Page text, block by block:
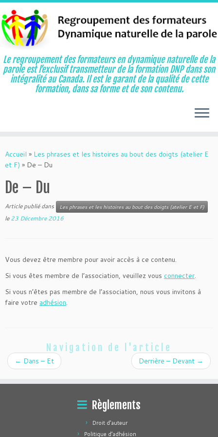
au
contenu
Le regroupement des formateurs en dynamique naturelle de la
parole est l’exclusif transmetteur de la formation DNP dans son
intégralité au Canada. Il est le garant de la qualité de cette
formation, dans sa forme et de son contenu.
Accueil » Les phrases et les histoires au bout des doigts (atelier E
et F) » De – Du
De – Du
Article publié dans Les phrases et les histoires au bout des doigts (atelier E et F)
le23 Décembre 2016
Vous devez être membre pour avoir accès à ce contenu.
Si vous êtes membre de l’association, veuillez vous connecter.
Si vous n’êtes pas membre de l’association, nous vous invitons à
faire votre adhésion.
Navigation de l'article
← Dans – Et Derrière – Devant →
Règlements
Droit d’auteur
Politique d’adhésion